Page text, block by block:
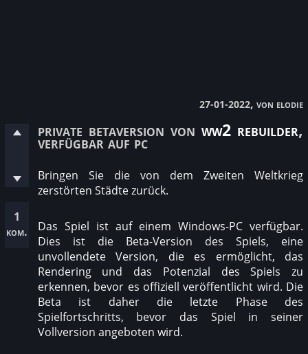
27-01-2022, von elodie
1
kom.
private betaversion von ww2 rebuilder,
verfügbar auf pc
Bringen Sie die von dem Zweiten Weltkrieg
zerstörten Städte zurück.
Das Spiel ist auf einem Windows-PC verfügbar.
Dies ist die Beta-Version des Spiels, eine
unvollendete Version, die es ermöglicht, das
Rendering und das Potenzial des Spiels zu
erkennen, bevor es offiziell veröffentlicht wird. Die
Beta ist daher die letzte Phase des
Spielfortschritts, bevor das Spiel in seiner
Vollversion angeboten wird.